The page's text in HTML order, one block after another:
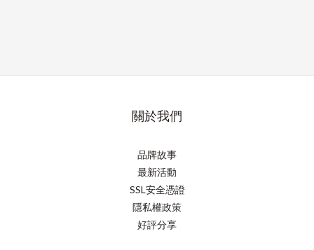
關於我們
品牌故事
最新活動
SSL安全憑證
隱私權政策
好評分享